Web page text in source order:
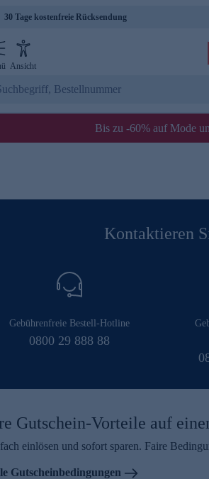
30 Tage kostenfreie Rücksendung
Ansicht
Bis zu -60% auf Mode
Kontaktieren
Gebührenfreie Bestell-Hotline
0800 29 888 88
Gutschein-Vorteile auf
einlösen und sofort sparen. Faire
Gutscheinbedingungen